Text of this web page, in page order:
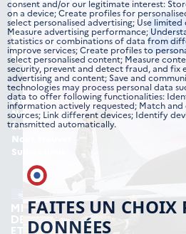
Choisir votre métier
Tous les domaines
Formations
Nous rejoindre
Offre d’emplois
Candidature spontanée
Être guidé
Étudiant
Jeune professionnel
Expérimenté
Nous trouver
Nos implantations
Suivez-nous
Instagram
TikTok
consent and/or our legitimate interest:
on a device; Create profiles for
select personalised advertising; Use
Measure advertising performance;
statistics or combinations of data from
improve services; Create profiles to
select personalised content; Measure
security, prevent and detect fraud, and fix
advertising and content; Save and
technologies may process personal data
data to offer following functionalities:
information actively requested; Match
sources; Link different devices; Identify
transmitted automatically.
FAITES UN CHOIX
DONNÉES